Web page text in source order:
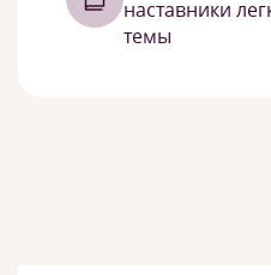
наставники
темы